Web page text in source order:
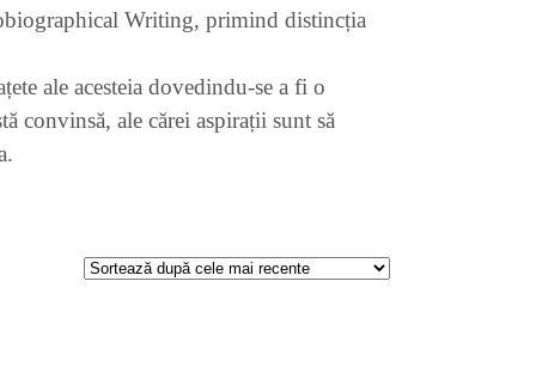
Writing, primind distincția
ale acesteia dovedindu-se a fi o
convinsă, ale cărei aspirații sunt să